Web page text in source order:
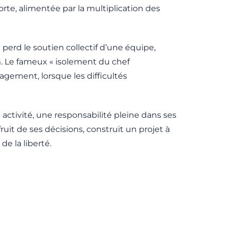
alimentée par la multiplication des
le soutien collectif d’une équipe,
Le fameux « isolement du chef
lorsque les difficultés
une responsabilité pleine dans ses
de ses décisions, construit un projet à
la liberté.